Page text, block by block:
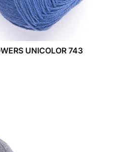
UNICOLOR 743